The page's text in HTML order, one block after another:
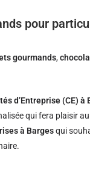
pour
gourmands,
d’Entreprise (CE) à
qui fera plaisir
à Bargesqui